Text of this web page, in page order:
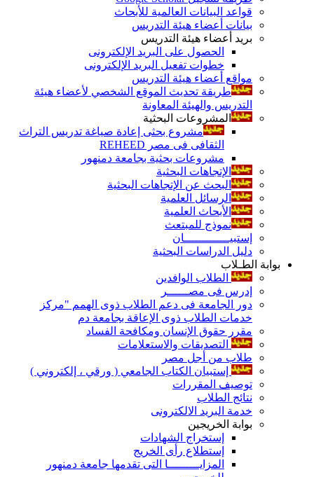
قواعد البيانات العالمية للأبحاث
بيانات أعضاء هيئة التدريس
بريد أعضاء هيئة التدريس
الحصول على البريد الإلكترونى
خطوات تفعيل البريد الإلكترونى
مواقع أعضاء هيئة التدريس
طريقة تحديث الموقع الشخصي لأعضاء هيئة
التدريس والهيئة المعاونة
المشروعات البحثية
مشروع بحثى إعادة صياغة تدريس التراث
الثقافى فى مصر REHEED
مشروعات بحثية بجامعة دمنهور
الإتجاهات البحثية
البحث عن الإتجاهات البحثية
الرسائل العلمية
الأبحاث العلمية
نموذج للمبتعث
إستبيـــــــــــــان
دليل الدراسات البحثية
بوابة الطـلاب
الطلاب الوافدين
إدرس فى مصــــــر
دور الجامعة فى دعم الطلاب ذوى الهمم "مركز
خدمات الطلاب ذوى الإعاقة بجامعة دم
مقرر حقوق الإنسان ومكافحة الفساد
التصديقات والاستعلامات
طلاب من أجل مصر
إستبيان الكتاب الجامعي ( ورقي ، إلكتروني )
توصيف المقررات
نتائج الطلاب
خدمة البريد الالكترونى
بوابة الخريجين
إستخراج الشهادات
إستطلاع رأى الخريج
المزايـــــــــا التى تقدمها جامعة دمنهور